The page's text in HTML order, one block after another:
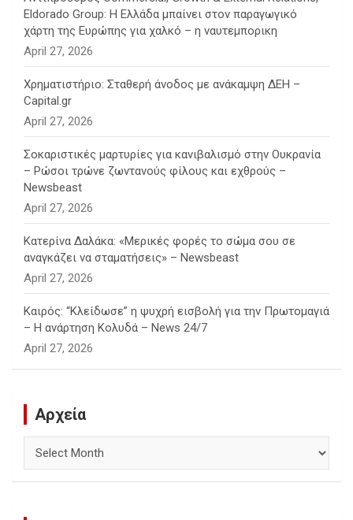
Eldorado Group: Η Ελλάδα μπαίνει στον παραγωγικό
χάρτη της Ευρώπης για χαλκό – η ναυτεμπορικη
April 27, 2026
Χρηματιστήριο: Σταθερή άνοδος με ανάκαμψη ΔΕΗ –
Capital.gr
April 27, 2026
Σοκαριστικές μαρτυρίες για κανιβαλισμό στην Ουκρανία
– Ρώσοι τρώνε ζωντανούς φίλους και εχθρούς –
Newsbeast
April 27, 2026
Κατερίνα Δαλάκα: «Μερικές φορές το σώμα σου σε
αναγκάζει να σταματήσεις» – Newsbeast
April 27, 2026
Καιρός: “Κλείδωσε” η ψυχρή εισβολή για την Πρωτομαγιά
– Η ανάρτηση Κολυδά – News 24/7
April 27, 2026
Αρχεία